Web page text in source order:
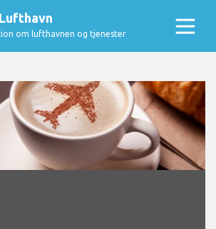
om lufthavnen og tjenester